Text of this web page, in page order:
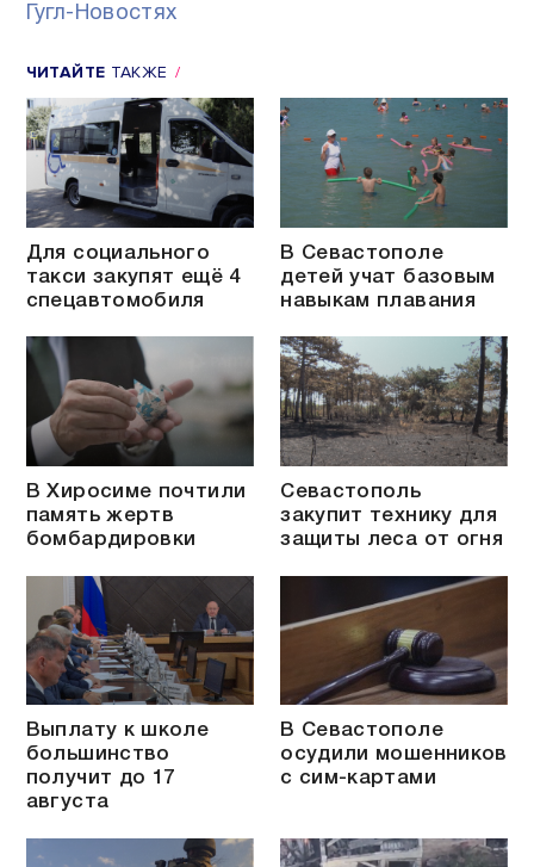
Гугл-Новостях
ЧИТАЙТЕ ТАКЖЕ
Для социального
такси закупят ещё 4
спецавтомобиля
В Севастополе
детей учат базовым
навыкам плавания
В Хиросиме почтили
память жертв
бомбардировки
Севастополь
закупит технику для
защиты леса от огня
Выплату к школе
большинство
получит до 17
августа
В Севастополе
осудили мошенников
с сим-картами